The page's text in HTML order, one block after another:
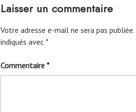
Laisser un commentaire
Votre adresse e-mail ne sera pas publiée.
indiqués avec *
Commentaire *